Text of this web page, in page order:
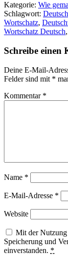
Kategorie: Wie
Schlagwort:
Wortschatz,
Wortschatz Deutsch,
Schreibe einen
Deine E-Mail-
Felder sind mit *
Kommentar *
Name *
E-Mail-Adresse *
Website
Mit der Nutzung
Speicherung und
einverstanden. *